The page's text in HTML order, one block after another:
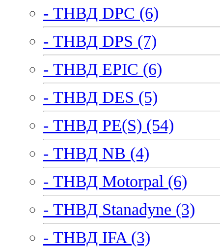
- ТНВД DPC (6)
- ТНВД DPS (7)
- ТНВД EPIC (6)
- ТНВД DES (5)
- ТНВД PE(S) (54)
- ТНВД NB (4)
- ТНВД Motorpal (6)
- ТНВД Stanadyne (3)
- ТНВД IFA (3)